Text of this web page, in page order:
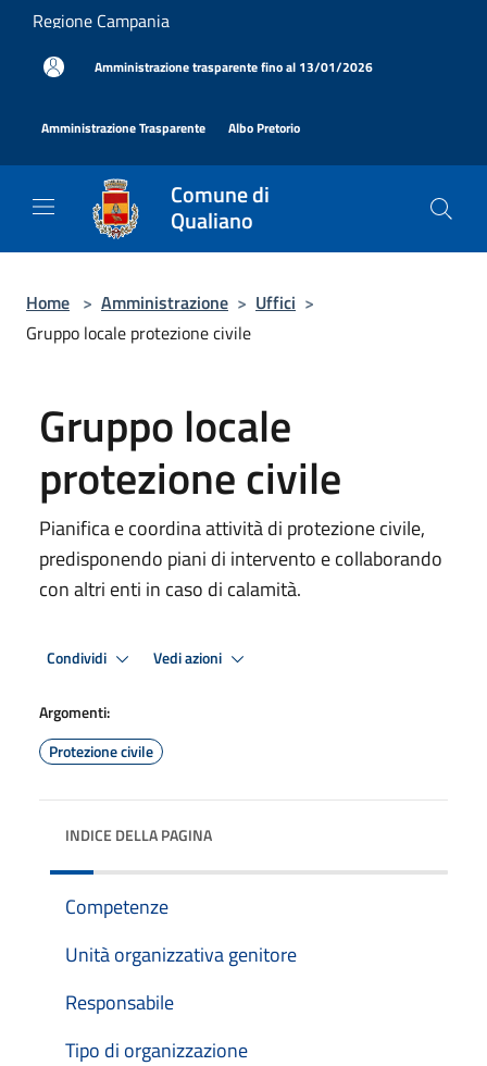
Salta al contenuto principale
Regione Campania
Amministrazione trasparente fino al 13/01/2026
Amministrazione Trasparente Albo Pretorio
Comune di
Qualiano
Home > Amministrazione > Uffici >
Gruppo locale protezione civile
Gruppo locale
protezione civile
Pianifica e coordina attività di protezione civile,
predisponendo piani di intervento e collaborando
con altri enti in caso di calamità.
Condividi Vedi azioni
Argomenti:
Protezione civile
INDICE DELLA PAGINA
Competenze
Unità organizzativa genitore
Responsabile
Tipo di organizzazione